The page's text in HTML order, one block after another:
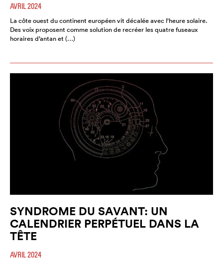
AVRIL 2024
La côte ouest du continent européen vit décalée avec l’heure solaire.
Des voix proposent comme solution de recréer les quatre fuseaux
horaires d’antan et (…)
SYNDROME DU SAVANT: UN
CALENDRIER PERPÉTUEL DANS LA
TÊTE
AVRIL 2024